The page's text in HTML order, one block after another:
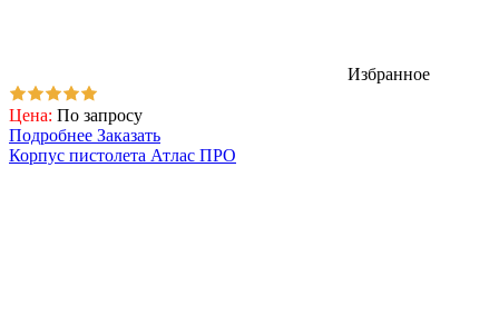
Избранное
Цена: По запросу
Подробнее Заказать
Корпус пистолета Атлас ПРО